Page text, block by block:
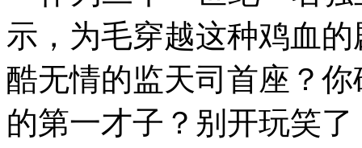
示，为毛穿越这种鸡血
酷无情的监天司首座？
的第一才子？别开玩笑